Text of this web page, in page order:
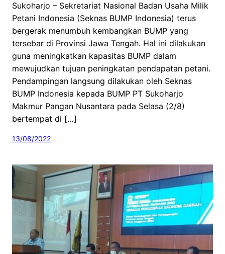
Sukoharjo – Sekretariat Nasional Badan Usaha Milik
Petani Indonesia (Seknas BUMP Indonesia) terus
bergerak menumbuh kembangkan BUMP yang
tersebar di Provinsi Jawa Tengah. Hal ini dilakukan
guna meningkatkan kapasitas BUMP dalam
mewujudkan tujuan peningkatan pendapatan petani.
Pendampingan langsung dilakukan oleh Seknas
BUMP Indonesia kepada BUMP PT Sukoharjo
Makmur Pangan Nusantara pada Selasa (2/8)
bertempat di […]
13/08/2022